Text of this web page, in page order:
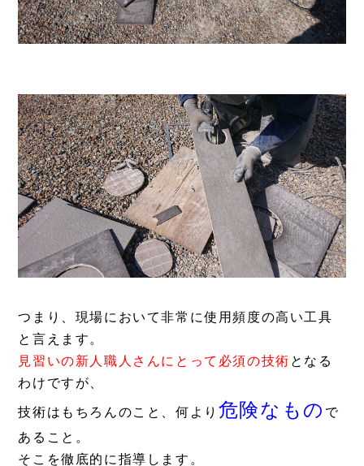
つまり、現場において非常に使用頻度の高い工具
と言えます。
見習いの新人職人さんにとって必須の技術 となる
わけですが、
技術はもちろんのこと、何より 危険なもの で
あること。
そこを徹底的に指導します。